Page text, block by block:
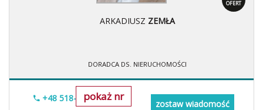
OFERT
ARKADIUSZ ZEMŁA
DORADCA DS. NIERUCHOMOŚCI
pokaż nr
+48 518-706-552
zostaw wiadomość